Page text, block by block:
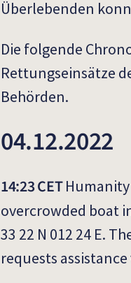
Überlebenden
Die folgende
Rettungseinsätze
Behörden.
04.12.2022
14:23 CETHumanity
overcrowded boat
33 22 N 012 24 E.
requests